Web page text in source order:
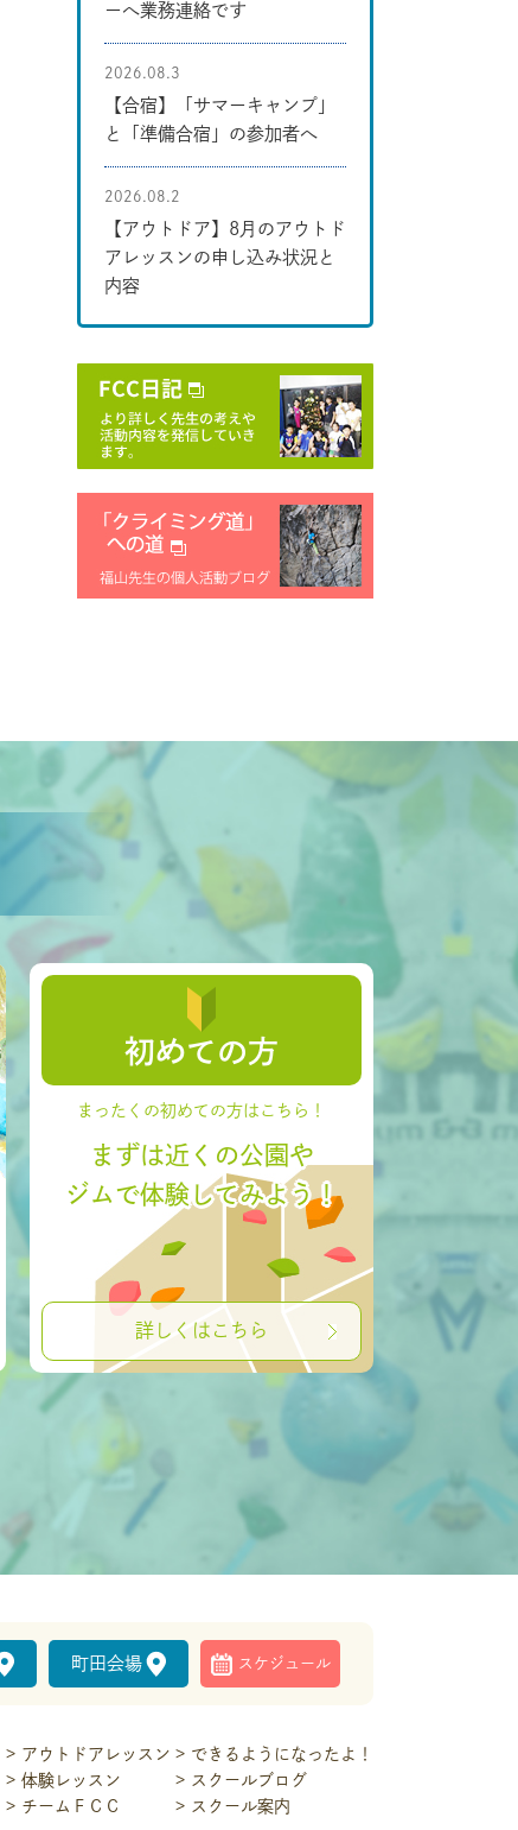
ーへ業務連絡です
【合宿】「サマーキャンプ」
と「準備合宿」の参加者へ
2026.08.3
【アウトドア】8月のアウトド
アレッスンの申し込み状況と
内容
2026.08.2
初めての方
まったくの初めての方はこちら！
まずは近くの公園や
ジムで体験してみよう！
詳しくはこちら
町田会場 スケジュール
アウトドアレッスン
体験レッスン
チームＦＣＣ
できるようになったよ！
スクールブログ
スクール案内